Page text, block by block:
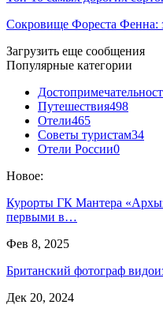
Сокровище Фореста Фенна:
Загрузить еще сообщения
Популярные категории
Путешествия498
Отели465
Советы туристам34
Отели России0
Новое:
Курорты ГК Мантера
первыми в…
Фев 8, 2025
Британский фотограф
Дек 20, 2024